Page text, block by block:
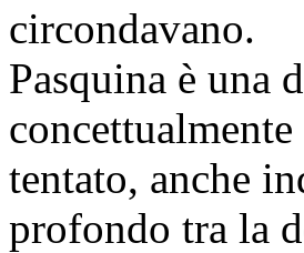
circondavano.
Pasquina è una
tentato, anche
profondo tra la